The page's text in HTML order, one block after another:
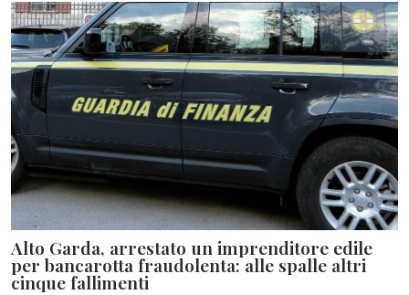
Alto Garda, arrestato un imprenditore edile
per bancarotta fraudolenta: alle spalle altri
cinque fallimenti